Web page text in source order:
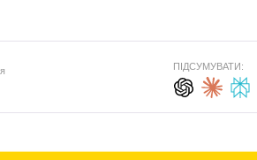
ПІДСУМУВАТИ: